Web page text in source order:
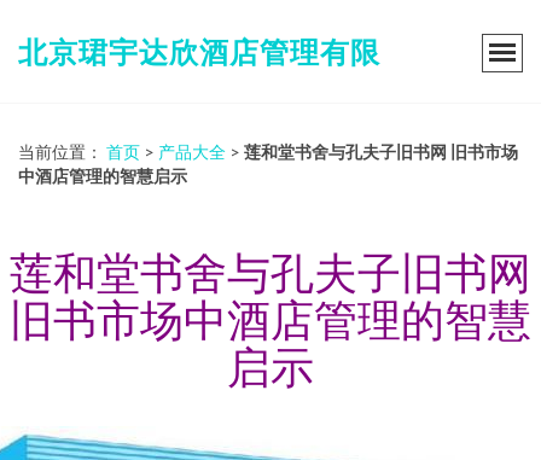
北京珺宇达欣酒店管理有限
当前位置： 首页 > 产品大全 > 莲和堂书舍与孔夫子旧书网 旧书市场
中酒店管理的智慧启示
莲和堂书舍与孔夫子旧书网
旧书市场中酒店管理的智慧
启示